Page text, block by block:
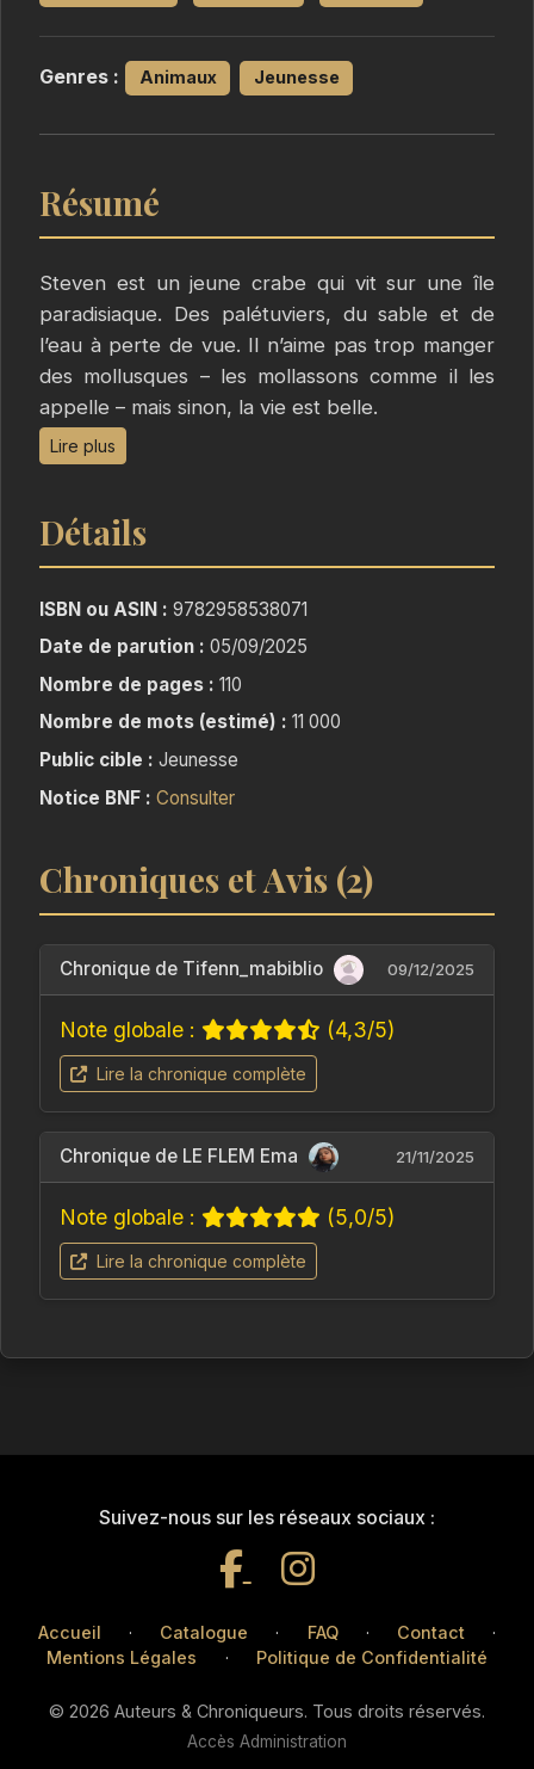
Genres : Animaux Jeunesse
Résumé
Steven est un jeune crabe qui vit sur une île
paradisiaque. Des palétuviers, du sable et de
l’eau à perte de vue. Il n’aime pas trop manger
des mollusques – les mollassons comme il les
appelle – mais sinon, la vie est belle.
Enfin, pas tant que ça, car Steven est différent.
Il possède une énorme pince et l'autre, toute
Les autres crabes se moquent de lui et refusent
de le côtoyer. Alors, il préfère la compagnie des
accomplira de grandes choses, imagine-t-il en
les regardant.
Et puis un jour, il en a marre d’attendre. Alors il
part droit devant, enfin, de biais, comme les
crabes.
être réalisés ?
Lire plus
Détails
ISBN ou ASIN : 9782958538071
Date de parution : 05/09/2025
Nombre de pages : 110
Nombre de mots (estimé) : 11 000
Public cible : Jeunesse
Notice BNF : Consulter
Chroniques et Avis (2)
Chronique de Tifenn_mabiblio 09/12/2025
Note globale : (4,3/5)
Lire la chronique complète
Chronique de LE FLEM Ema 21/11/2025
Note globale : (5,0/5)
Lire la chronique complète
Suivez-nous sur les réseaux sociaux :
Accueil · Catalogue · FAQ · Contact
·
Mentions Légales
· Politique de Confidentialité
© 2026 Auteurs & Chroniqueurs. Tous droits réservés.
Accès Administration